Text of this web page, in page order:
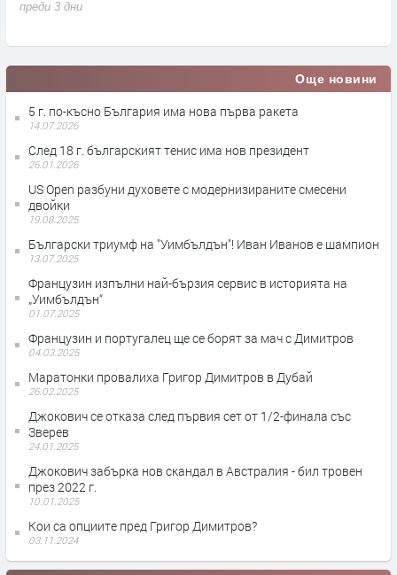
преди 3 дни
Още новини
5 г. по-късно България има нова първа ракета
14.07.2026
След 18 г. българският тенис има нов президент
26.01.2026
US Open разбуни духовете с модернизираните смесени
двойки
19.08.2025
Български триумф на "Уимбълдън"! Иван Иванов е шампион
13.07.2025
Французин изпълни най-бързия сервис в историята на
„Уимбълдън“
01.07.2025
Французин и португалец ще се борят за мач с Димитров
04.03.2025
Маратонки провалиха Григор Димитров в Дубай
26.02.2025
Джокович се отказа след първия сет от 1/2-финала със
Зверев
24.01.2025
Джокович забърка нов скандал в Австралия - бил тровен
през 2022 г.
10.01.2025
Кои са опциите пред Григор Димитров?
03.11.2024